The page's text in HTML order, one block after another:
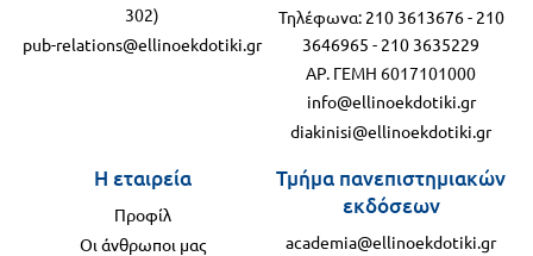
Τηλέφωνα: 210 3613676- 210
3646965 - 210 3635229
ΑΡ. ΓΕΜΗ 6017101000
info@ellinoekdotiki.gr
diakinisi@ellinoekdotiki.gr
Η εταιρεία
Προφίλ
Οι άνθρωποι μας
302)
pub-relations@ellinoekdotiki.gr
Τμήμα πανεπιστημιακών
εκδόσεων
academia@ellinoekdotiki.gr